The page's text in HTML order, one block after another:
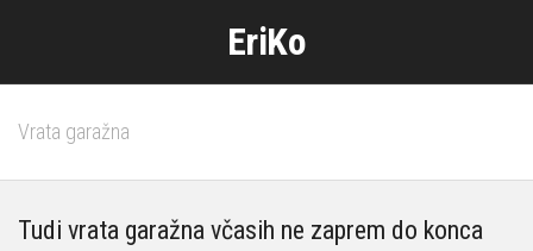
EriKo
Vrata garažna
Tudi vrata garažna včasih ne zaprem do konca